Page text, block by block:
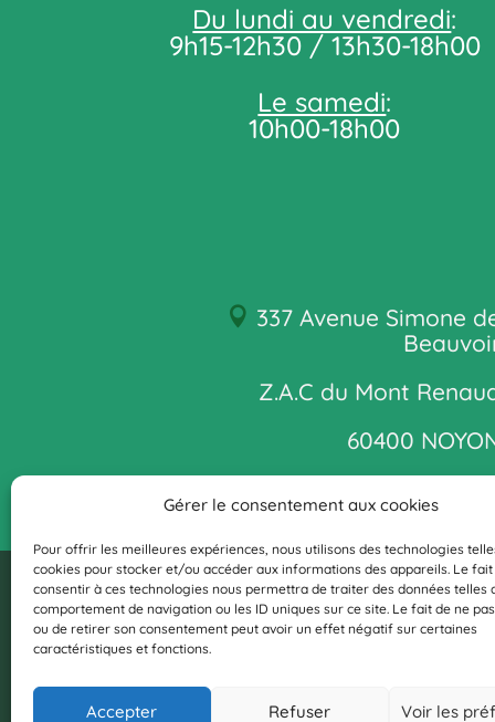
Gérer le consentement aux cookies
Pour offrir les meilleures expériences, nous utilisons des technologies
cookies pour stocker et/ou accéder aux informations des appareils. Le fait
consentir à ces technologies nous permettra de traiter des données telles
comportement de navigation ou les ID uniques sur ce site. Le fait de ne
ou de retirer son consentement peut avoir un effet négatif sur certaines
caractéristiques et fonctions.
Accepter Refuser Voir les
Du lundi au vendredi:
9h15-12h30 / 13h30-18h00
Le samedi:
10h00-18h00
337 Avenue Simone
Z.A.C du Mont
60400
Recyclerie du Pays Noyonnais